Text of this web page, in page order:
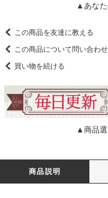
▲あな
この商品を友達に教える
この商品について問い合わ
買い物を続ける
▲商品
商品説明